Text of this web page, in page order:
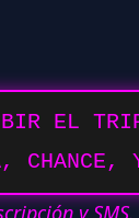
EL
CHANCE,
y